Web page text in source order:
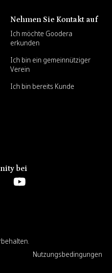
Nehmen Sie Kontakt auf
Ich möchte Goodera
erkunden
Ich bin ein gemeinnütziger
Verein
Ich bin bereits Kunde
bei
Nutzungsbedingungen